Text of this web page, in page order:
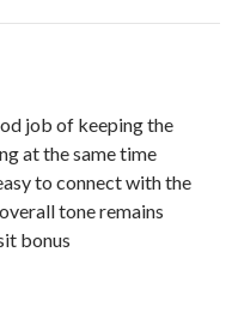
job of keeping the
at the same time
to connect with the
tone remains
bonus